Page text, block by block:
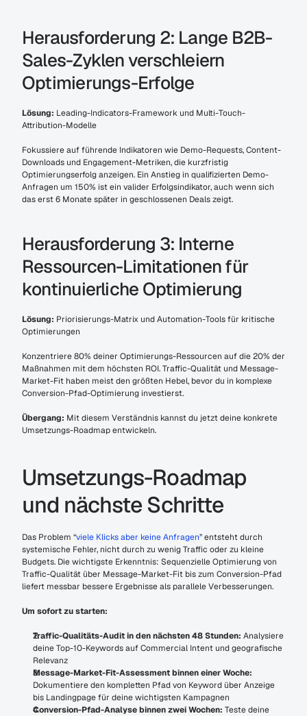
Herausforderung 2: Lange B2B-
Sales-Zyklen verschleiern
Optimierungs-Erfolge
Lösung: Leading-Indicators-Framework und Multi-Touch-
Attribution-Modelle
Fokussiere auf führende Indikatoren wie Demo-Requests, Content-
Downloads und Engagement-Metriken, die kurzfristig
Optimierungserfolg anzeigen. Ein Anstieg in qualifizierten Demo-
Anfragen um 150% ist ein valider Erfolgsindikator, auch wenn sich
das erst 6 Monate später in geschlossenen Deals zeigt.
Herausforderung 3: Interne
Ressourcen-Limitationen für
kontinuierliche Optimierung
Lösung: Priorisierungs-Matrix und Automation-Tools für kritische
Optimierungen
Konzentriere 80% deiner Optimierungs-Ressourcen auf die 20% der
Maßnahmen mit dem höchsten ROI. Traffic-Qualität und Message-
Market-Fit haben meist den größten Hebel, bevor du in komplexe
Conversion-Pfad-Optimierung investierst.
Übergang: Mit diesem Verständnis kannst du jetzt deine konkrete
Umsetzungs-Roadmap entwickeln.
Umsetzungs-Roadmap
und nächste Schritte
Das Problem “viele Klicks aber keine Anfragen” entsteht durch
systemische Fehler, nicht durch zu wenig Traffic oder zu kleine
Budgets. Die wichtigste Erkenntnis: Sequenzielle Optimierung von
Traffic-Qualität über Message-Market-Fit bis zum Conversion-Pfad
liefert messbar bessere Ergebnisse als parallele Verbesserungen.
Um sofort zu starten:
Traffic-Qualitäts-Audit in den nächsten 48 Stunden: Analysiere
deine Top-10-Keywords auf Commercial Intent und geografische
Relevanz
Message-Market-Fit-Assessment binnen einer Woche:
Dokumentiere den kompletten Pfad von Keyword über Anzeige
bis Landingpage für deine wichtigsten Kampagnen
Conversion-Pfad-Analyse binnen zwei Wochen: Teste deine